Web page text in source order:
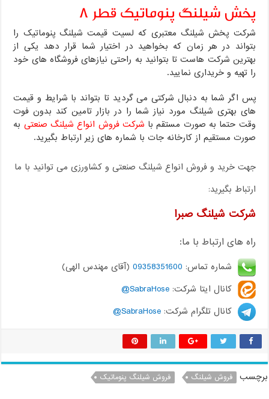
پخش شیلنگ پنوماتیک قطر ۸
شرکت پخش شیلنگ معتبری که لسیت قیمت شیلنگ پنوماتیک را
بتواند در هر زمان که بخواهید در اختیار شما قرار دهد یکی از
بهترین شرکت هاست تا بتوانید به راحتی نیازهای فروشگاه های خود
را تهیه و خریداری نمایید.
پس اگر شما به دنبال شرکتی می گردید تا بتواند با شرایط و قیمت
های بهتری شیلنگ مورد نیاز شما را در بازار تامین کند بدون فوت
وقت حتما به صورت مستقم با شرکت فروش انواع شیلنگ صنعتی به
صورت مستقیم از کارخانه جات با شماره های زیر ارتباط بگیرید.
جهت خرید و فروش انواع شیلنگ صنعتی و کشاورزی می توانید با ما
ارتباط بگیرید:
شرکت شیلنگ صبرا
راه های ارتباط با ما:
شماره تماس: 09358351600 (آقای مهندس الهی)
کانال ایتا شرکت:SabraHose@
کانال تلگرام شرکت:SabraHose@
برچسب فروش شیلنگ فروش شیلنگ پنوماتیک